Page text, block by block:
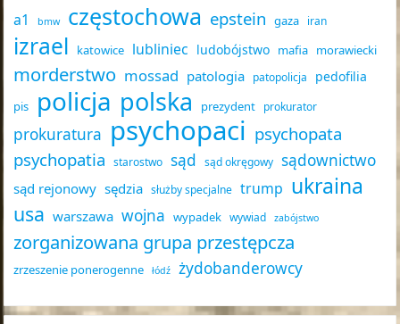
a1 bmw częstochowa epstein gaza iran
izrael katowice lubliniec ludobójstwo mafia morawiecki
morderstwo mossad patologia patopolicja pedofilia
pis policja polska prezydent prokurator
prokuratura psychopaci psychopata
psychopatia
starostwo sąd sąd okręgowy sądownictwo
sąd rejonowy sędzia służby specjalne trump ukraina
usa warszawa wojna wypadek wywiad zabójstwo
zorganizowana grupa przestępcza
zrzeszenie ponerogenne łódź żydobanderowcy